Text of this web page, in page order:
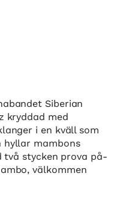
Siberian
kryddad med
i en kväll som
hyllar mambons
två stycken prova på-
välkommen